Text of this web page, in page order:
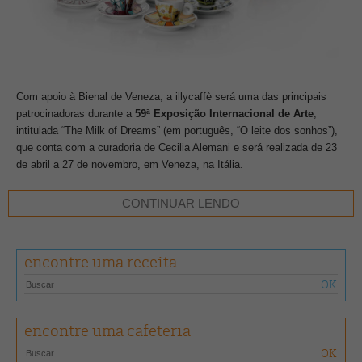
Com apoio à Bienal de Veneza, a illycaffè será uma das principais
patrocinadoras durante a 59ª Exposição Internacional de Arte
intitulada “The Milk of Dreams” (em português, “O leite dos sonhos”),
que conta com a curadoria de Cecilia Alemani e será realizada de 23
de abril a 27 de novembro, em Veneza, na Itália.
De acordo com a marca, uma xícara de café illy representa a
interconexão entre sabor, beleza e sustentabilidade. Essa beleza a
contemporânea, celebrando-a na Bienal de Arte 2022, com uma
exposição nos Jardins Reais, na qual mostrará os principais
momentos da história de 30 anos da illy Art Collection, as xícaras que
transformaram um objeto cotidiano em uma tela branca com o
trabalho de renomados artistas internacionais.
“Nossa colaboração com a Exposição Internacional de Arte da Bienal
CONTINUAR LENDO
encontre uma receita
encontre uma cafeteria